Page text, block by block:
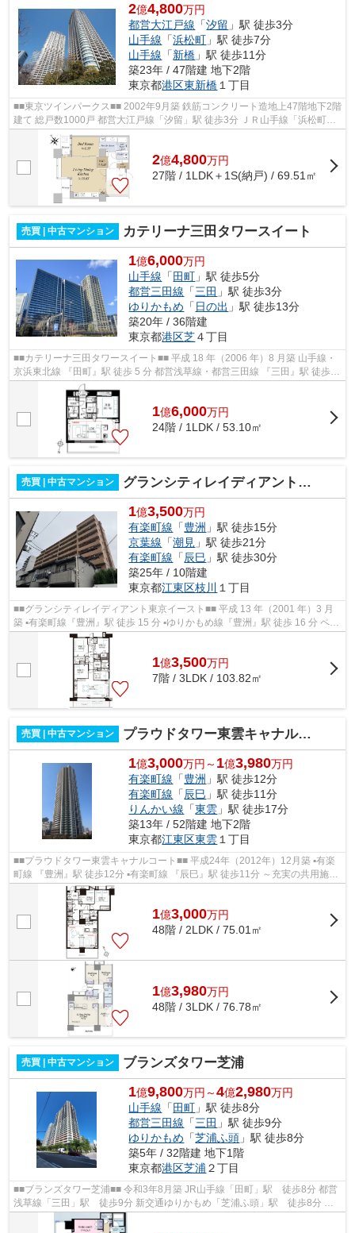
2億4,800万円
都営大江戸線 「汐留 」駅 徒歩3分
山手線 「浜松町 」駅 徒歩7分
山手線 「新橋 」駅 徒歩11分
築23年 / 47階建 地下2階
東京都港区東新橋 １丁目
■■東京ツインパークス■■ 2002年9月築 鉄筋コンクリート造地上47階地下2階
建て 総戸数1000戸 都営大江戸線「汐留」駅 徒歩3分 ＪＲ山手線「浜松町」
駅 徒歩7分 ＪＲ山手線「新橋」駅 ...
2億4,800万円
27階 / 1LDK＋1S(納戸) / 69.51㎡
売買 | 中古マンション カテリーナ三田タワースイート
1億6,000万円
山手線 「田町 」駅 徒歩5分
都営三田線 「三田 」駅 徒歩3分
ゆりかもめ 「日の出 」駅 徒歩13分
築20年 / 36階建
東京都港区芝４丁目
■■カテリーナ三田タワースイート■■ 平成 18 年（2006 年）8 月築 山手線・
京浜東北線 『田町』駅 徒歩 5 分 都営浅草線・都営三田線 『三田』駅 徒歩 3
分 ▪24 時間有人管理（夜間...
1億6,000万円
24階 / 1LDK / 53.10㎡
売買 | 中古マンション グランシティレイディアント東京イースト
1億3,500万円
有楽町線 「豊洲 」駅 徒歩15分
京葉線 「潮見 」駅 徒歩21分
有楽町線 「辰巳 」駅 徒歩30分
築25年 / 10階建
東京都江東区枝川 １丁目
■■グランシティレイディアント東京イースト■■ 平成 13 年（2001 年）3 月
築 ▪有楽町線『豊洲』駅 徒歩 15 分 ▪ゆりかもめ線『豊洲』駅 徒歩 16 分 ペッ
ト飼育可 エレベーター、オー...
1億3,500万円
7階 / 3LDK / 103.82㎡
売買 | 中古マンション プラウドタワー東雲キャナルコート
1億3,000万円～ 1億3,980万円
有楽町線 「豊洲 」駅 徒歩12分
有楽町線 「 辰巳 」駅 徒歩11分
りんかい線 「東雲 」駅 徒歩17分
築13年 / 52階建 地下2階
東京都江東区東雲 １丁目
■■プラウドタワー東雲キャナルコート■■ 平成24年（2012年）12月築 ▪有楽
町線 『豊洲』駅 徒歩12分 ▪有楽町線 『辰巳』駅 徒歩11分 ～充実の共用施設
～ カフェラウンジ・フィットネ...
1億3,000万円
48階 / 2LDK / 75.01㎡
1億3,980万円
48階 / 3LDK / 76.78㎡
売買 | 中古マンション ブランズタワー芝浦
1億9,800万円～4億2,980万円
山手線 「 田町 」駅 徒歩8分
都営三田線 「三田 」駅 徒歩9分
ゆりかもめ 「芝浦ふ頭 」駅 徒歩8分
築5年 / 32階建 地下1階
東京都港区芝浦 ２丁目
■■ブランズタワー芝浦■■ 令和3年8月築 JR山手線「田町」駅 徒歩8分 都営
浅草線「三田」駅 徒歩9分 新交通ゆりかもめ「芝浦ふ頭」駅 徒歩8分 ペ
ット飼育可能